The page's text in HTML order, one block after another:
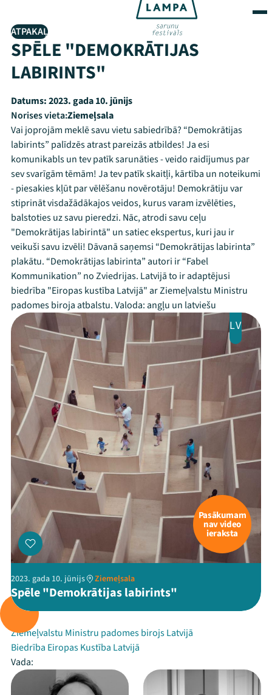
ATPAKAĻ
SPĒLE "DEMOKRĀTIJAS
LABIRINTS"
Datums:2023. gada 10. jūnijs
Norises vieta:Ziemeļsala
Vai joprojām meklē savu vietu sabiedrībā? “Demokrātijas
labirints” palīdzēs atrast pareizās atbildes! Ja esi
komunikabls un tev patīk sarunāties - veido raidījumus par
sev svarīgām tēmām! Ja tev patīk skaitļi, kārtība un noteikumi
- piesakies kļūt par vēlēšanu novērotāju! Demokrātiju var
stiprināt visdažādākajos veidos, kurus varam izvēlēties,
balstoties uz savu pieredzi. Nāc, atrodi savu ceļu
"Demokrātijas labirintā" un satiec ekspertus, kuri jau ir
veikuši savu izvēli! Dāvanā saņemsi “Demokrātijas labirinta”
plakātu. “Demokrātijas labirinta” autori ir “Fabel
Kommunikation” no Zviedrijas. Latvijā to ir adaptējusi
biedrība "Eiropas kustība Latvijā" ar Ziemeļvalstu Ministru
padomes biroja atbalstu. Valoda: angļu un latviešu
LV
Pasākumam
nav video
ieraksta
2023. gada 10. jūnijs Ziemeļsala
Spēle "Demokrātijas labirints"
Ziemeļvalstu Ministru padomes birojs Latvijā
Biedrība Eiropas Kustība Latvijā
Vada: